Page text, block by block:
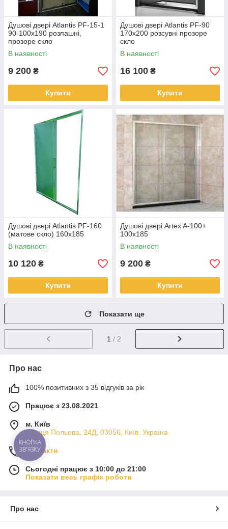
Душові двері Atlantis PF-15-1
90-100x190 розпашні,
прозоре скло
В наявності
9 200 ₴
Купити
Душові двері Atlantis PF-90
170х200 розсувні прозоре
скло
В наявності
16 100 ₴
Купити
Душові двері Atlantis PF-160
(матове скло) 160х185
В наявності
10 120 ₴
Купити
Душові двері Artex A-100+
100х185
В наявності
9 200 ₴
Купити
Показати ще
1 / 2
Про нас
100% позитивних з 35 відгуків за рік
Працює з 23.08.2021
м. Київ
вулиця Польова, 24Д, 03056, Київ, Україна
Контакти
Сьогодні працює з 10:00 до 21:00
Показати весь графік роботи
Про нас
КНОПКА
ЗВ'ЯЗКУ